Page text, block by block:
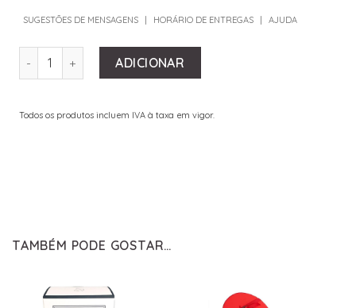
SUGESTÕES DE MENSAGENS HORÁRIO DE ENTREGAS AJUDA
QUANTIDADE DE PINK FLOWERS
ADICIONAR
Todos os produtos incluem IVA à taxa em vigor.
TAMBÉM PODE GOSTAR…